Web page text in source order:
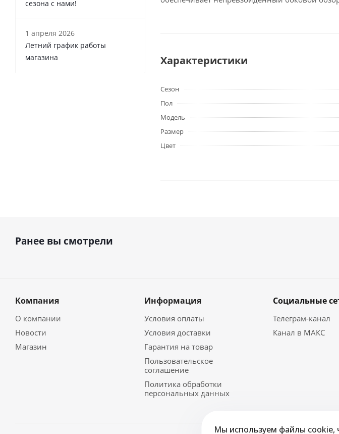
Характеристики
Сезон
Пол
Модель
Размер
Цвет
сезона с нами!
1 апреля 2026
Летний график работы
магазина
Мы используем файлы cookie,
Ранее вы смотрели
Компания
О компании
Новости
Магазин
Информация
Условия оплаты
Условия доставки
Гарантия на товар
Пользовательское
соглашение
Политика обработки
персональных данных
Социальные
Телеграм-канал
Канал в МАКС